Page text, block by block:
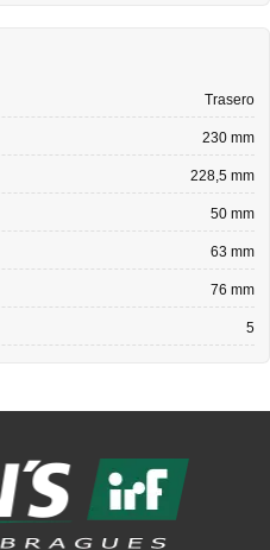
Trasero
230 mm
228,5 mm
50 mm
63 mm
76 mm
5